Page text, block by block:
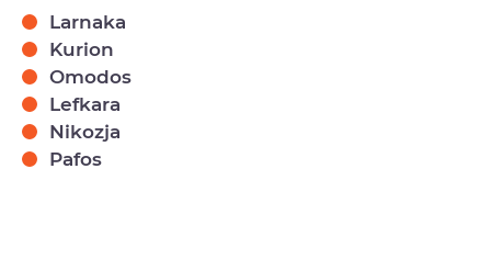
Larnaka
Kurion
Omodos
Lefkara
Nikozja
Pafos